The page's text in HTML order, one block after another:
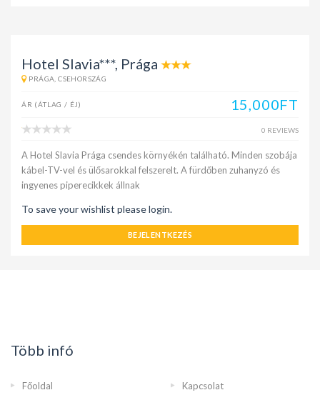
Hotel Slavia***, Prága
PRÁGA, CSEHORSZÁG
ÁR (ÁTLAG / ÉJ) 15,000FT
0 REVIEWS
A Hotel Slavia Prága csendes környékén található. Minden szobája
kábel-TV-vel és ülősarokkal felszerelt. A fürdőben zuhanyzó és
ingyenes piperecikkek állnak
To save your wishlist please login.
BEJELENTKEZÉS
Több infó
Főoldal Kapcsolat